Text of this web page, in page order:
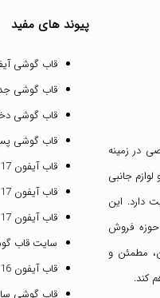
در زمینه
لوازم جانبی
دارد. این
حوزه فروش
مطمئن و
کند.
پیوند های مفید
قاب گوشی
قاب گوشی
قاب گوشی
قاب گوشی
قاب آیفون 17 پرو مکس
قاب آیفون 17 پرو
قاب آیفون 17 نرمال
سایت قاب
قاب آیفون 16 پرومکس